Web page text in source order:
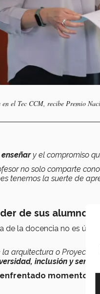
el Tec CCM, recibe Premio
y el compromiso
no solo comparte
tenemos la suerte de
de sus alumnos
de la docencia no es
la arquitectura o
inclusión y
enfrentado momentos